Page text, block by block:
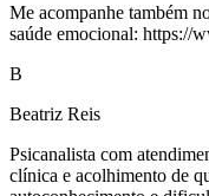
Me acompanhe também
saúde emocional: https://
B
Beatriz Reis
Psicanalista com
clínica e acolhimento de